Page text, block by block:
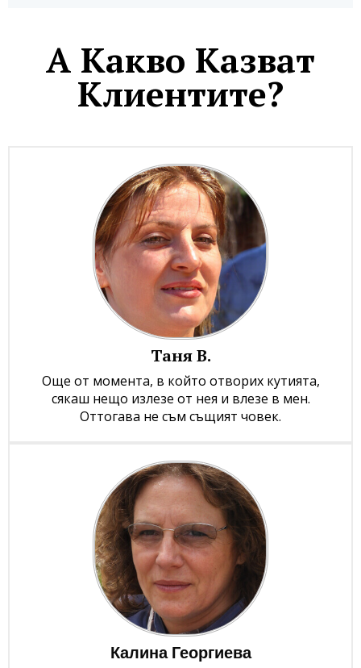
A Какво Казват
Клиентите?
Таня В.
Още от момента, в който отворих кутията,
сякаш нещо излезе от нея и влезе в мен.
Оттогава не съм същият човек.
Калина Георгиева